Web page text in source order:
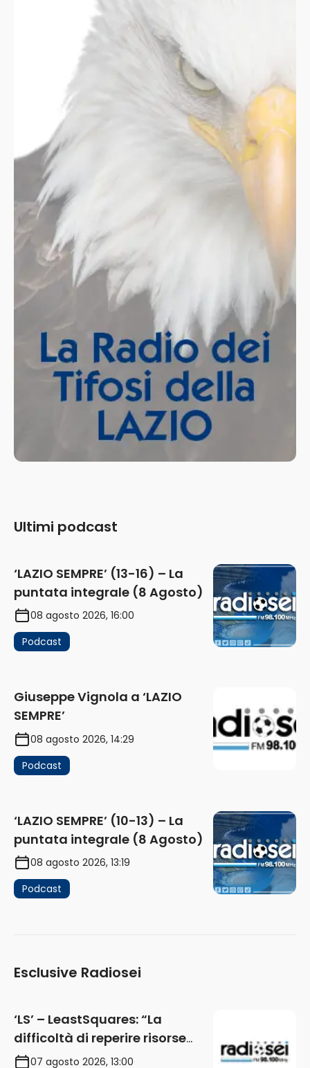
Ultimi podcast
‘LAZIO SEMPRE’ (13-16) – La
puntata integrale (8 Agosto)
08 agosto 2026, 16:00
Podcast
Giuseppe Vignola a ‘LAZIO
SEMPRE’
08 agosto 2026, 14:29
Podcast
‘LAZIO SEMPRE’ (10-13) – La
puntata integrale (8 Agosto)
08 agosto 2026, 13:19
Podcast
Esclusive Radiosei
‘LS’ – LeastSquares: “La
difficoltà di reperire risorse
impatta sul mercato. Senza
07 agosto 2026, 13:00